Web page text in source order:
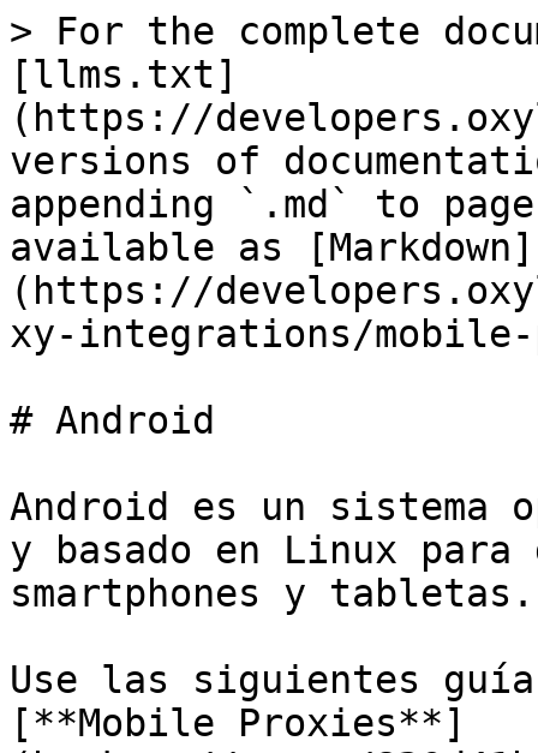
> For the complete
[llms.txt]
(https://
versions of
appending `.md` to
available as [Markdown]
(https://
xy-integrations/
# Android
Android es un sistema
y basado en Linux
smartphones y tabletas.
Use las siguientes
[**Mobile Proxies**]